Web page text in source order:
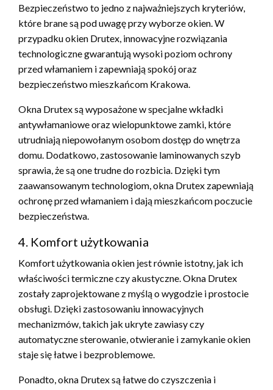
Bezpieczeństwo to jedno z najważniejszych kryteriów,
które brane są pod uwagę przy wyborze okien. W
przypadku okien Drutex, innowacyjne rozwiązania
technologiczne gwarantują wysoki poziom ochrony
przed włamaniem i zapewniają spokój oraz
bezpieczeństwo mieszkańcom Krakowa.
Okna Drutex są wyposażone w specjalne wkładki
antywłamaniowe oraz wielopunktowe zamki, które
utrudniają niepowołanym osobom dostęp do wnętrza
domu. Dodatkowo, zastosowanie laminowanych szyb
sprawia, że są one trudne do rozbicia. Dzięki tym
zaawansowanym technologiom, okna Drutex zapewniają
ochronę przed włamaniem i dają mieszkańcom poczucie
bezpieczeństwa.
4. Komfort użytkowania
Komfort użytkowania okien jest równie istotny, jak ich
właściwości termiczne czy akustyczne. Okna Drutex
zostały zaprojektowane z myślą o wygodzie i prostocie
obsługi. Dzięki zastosowaniu innowacyjnych
mechanizmów, takich jak ukryte zawiasy czy
automatyczne sterowanie, otwieranie i zamykanie okien
staje się łatwe i bezproblemowe.
Ponadto, okna Drutex są łatwe do czyszczenia i